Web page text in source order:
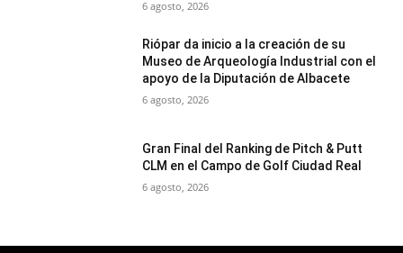
6 agosto, 2026
Riópar da inicio a la creación de su
Museo de Arqueología Industrial con el
apoyo de la Diputación de Albacete
6 agosto, 2026
Gran Final del Ranking de Pitch & Putt
CLM en el Campo de Golf Ciudad Real
6 agosto, 2026